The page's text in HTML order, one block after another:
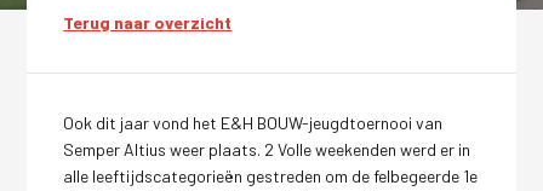
Terug naar overzicht
Ook dit jaar vond het E&H BOUW-jeugdtoernooi van
Semper Altius weer plaats. 2 Volle weekenden werd er in
alle leeftijdscategorieën gestreden om de felbegeerde 1e